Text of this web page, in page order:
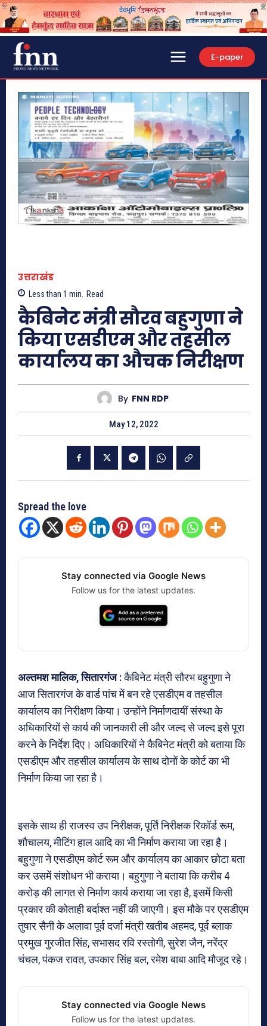
E-paper
उत्तराखंड
Less than 1 min. Read
कैबिनेट मंत्री सौरव बहुगुणा ने
किया एसडीएम और तहसील
कार्यालय का औचक निरीक्षण
By FNN RDP
May 12, 2022
Spread the love
Stay connected via Google News
Follow us for the latest updates.
अल्तमश मालिक, सितारगंज :कैबिनेट मंत्री सौरभ बहुगुणा ने
आज सितारगंज के वार्ड पांच में बन रहे एसडीएम व तहसील
कार्यालय का निरीक्षण किया। उन्होंने निर्माणदायीं संस्था के
अधिकारियों से कार्य की जानकारी ली और जल्द से जल्द इसे पूरा
करने के निर्देश दिए। अधिकारियों ने कैबिनेट मंत्री को बताया कि
एसडीएम और तहसील कार्यालय के साथ दोनों के कोर्ट का भी
निर्माण किया जा रहा है।
इसके साथ ही राजस्व उप निरीक्षक, पूर्ति निरीक्षक रिकॉर्ड रूम,
शौचालय, मीटिंग हाल आदि का भी निर्माण कराया जा रहा है।
बहुगुणा ने एसडीएम कोर्ट रूम और कार्यालय का आकार छोटा बता
कर उसमें संशोधन भी कराया। बहुगुणा ने बताया कि करीब 4
करोड़ की लागत से निर्माण कार्य कराया जा रहा है, इसमें किसी
प्रकार की कोताही बर्दाश्त नहीं की जाएगी। इस मौके पर एसडीएम
तुषार सैनी के अलावा पूर्व दर्जा मंत्री खतीब अहमद, पूर्व ब्लाक
प्रमुख गुरजीत सिंह, सभासद रवि रस्तोगी, सुरेश जैन, नरेंद्र
चंचल, पंकज रावत, उपकार सिंह बल, रमेश बाबा आदि मौजूद रहे।
Stay connected via Google News
Follow us for the latest updates.